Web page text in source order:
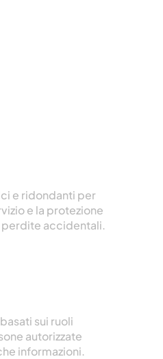
e ridondanti per
e la protezione
accidentali.
sui ruoli
autorizzate
informazioni.